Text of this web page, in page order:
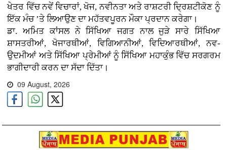
ਖੇਤਰ ਵਿੱਚ ਨਵੇਂ ਵਿਚਾਰਾਂ, ਖੋਜ, ਨਵੀਨਤਾ ਅਤੇ ਰਾਸ਼ਟਰੀ ਦ੍ਰਿਸ਼ਟੀਕੋਣ ਨੂੰ
ਇੱਕ ਮੰਚ ’ਤੇ ਲਿਆਉਣ ਦਾ ਮਹੱਤਵਪੂਰਨ ਮੌਕਾ ਪ੍ਰਦਾਨ ਕਰੇਗਾ।
ਡਾ. ਅਮਿਤ ਕਾਂਸਲ ਨੇ ਸਿੱਖਿਆ ਜਗਤ ਨਾਲ ਜੁੜੇ ਸਾਰੇ ਸਿੱਖਿਆ
ਸ਼ਾਸਤਰੀਆਂ, ਖੋਜਾਰਥੀਆਂ, ਵਿਗਿਆਨੀਆਂ, ਵਿਦਿਆਰਥੀਆਂ, ਨਵ-
ਉਦਮੀਆਂ ਅਤੇ ਸਿੱਖਿਆ ਪ੍ਰੇਮੀਆਂ ਨੂੰ ਸਿੱਖਿਆ ਮਹਾਕੁੰਭ ਵਿੱਚ ਸਰਗਰਮ
ਭਾਗੀਦਾਰੀ ਕਰਨ ਦਾ ਸੱਦਾ ਦਿੱਤਾ।
09 August, 2026